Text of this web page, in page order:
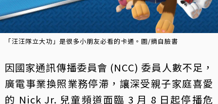
「汪汪隊立大功」是很多小朋友必看的卡通。圖/摘自臉書
因國家通訊傳播委員會 (NCC) 委員人數不足，
廣電事業換照業務停滯，讓深受親子家庭喜愛
的 Nick Jr. 兒童頻道面臨 3 月 8 日起停播危